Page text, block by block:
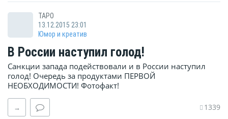
ТАРО
13.12.2015 23:01
Юмор и креатив
В России наступил голод!
Санкции запада подействовали и в России наступил
голод! Очередь за продуктами ПЕРВОЙ
НЕОБХОДИМОСТИ! Фотофакт!
→ 1339